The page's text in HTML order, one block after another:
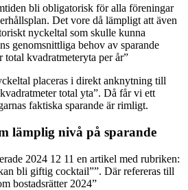
bli obligatorisk för alla föreningar
Det vore då lämpligt att även
nyckeltal som skulle kunna
genomsnittliga behov av sparande
total kvadratmeteryta per år”
placeras i direkt anknytning till
total yta”. Då får vi ett
faktiska sparande är rimligt.
lämplig nivå på sparande
2024 12 11 en artikel med rubriken:
bli giftig cocktail””. Där refereras till
bostadsrätter 2024”